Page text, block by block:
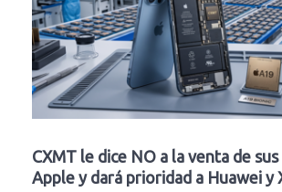
CXMT le dice NO a la venta de
Apple y dará prioridad a Huawei y